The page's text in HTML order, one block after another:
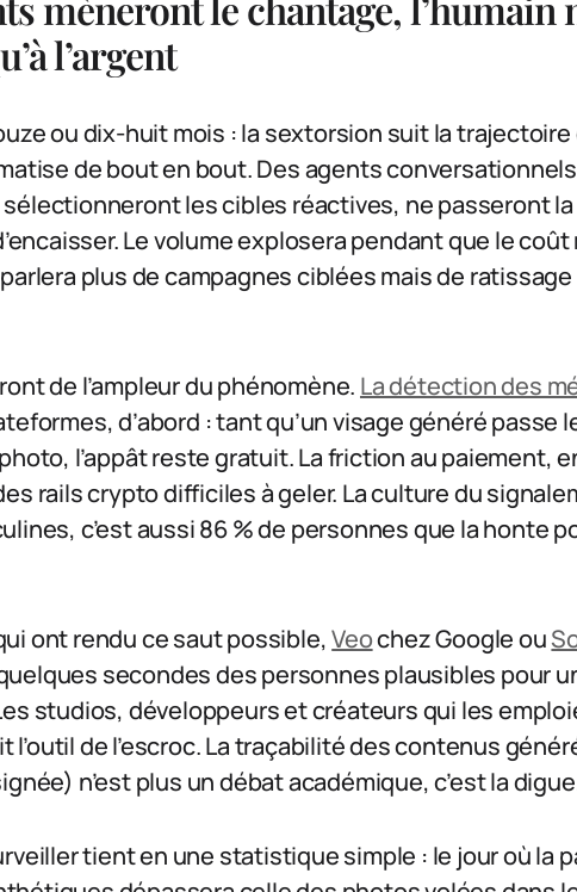
l’argent
ou dix-huit mois : la sextorsion suit la
de bout en bout. Des agents
les cibles réactives, ne passeront la
Le volume explosera pendant que le coût
plus de campagnes ciblées mais de ratissage
de l’ampleur du phénomène. La détection des
d’abord : tant qu’un visage généré passe
l’appât reste gratuit. La friction au paiement,
rails crypto difficiles à geler. La culture du
c’est aussi 86 % de personnes que la honte
ont rendu ce saut possible,Veochez Google ou
secondes des personnes plausibles pour
studios, développeurs et créateurs qui les
de l’escroc. La traçabilité des contenus
n’est plus un débat académique, c’est la
tient en une statistique simple : le jour où la